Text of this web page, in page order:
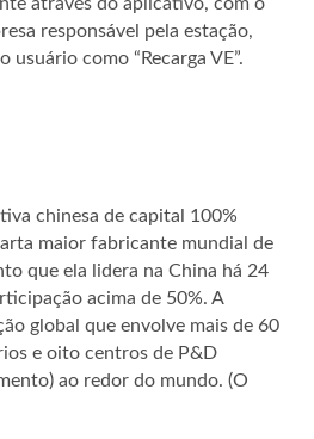
responsável pela estação,
como “Recarga VE”.
chinesa de capital 100%
maior fabricante mundial de
que ela lidera na China há 24
acima de 50%. A
global que envolve mais de 60
e oito centros de P&D
ao redor do mundo. (O